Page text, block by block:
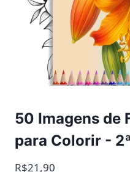
50 Imagens de
para Colorir -
R$21,90